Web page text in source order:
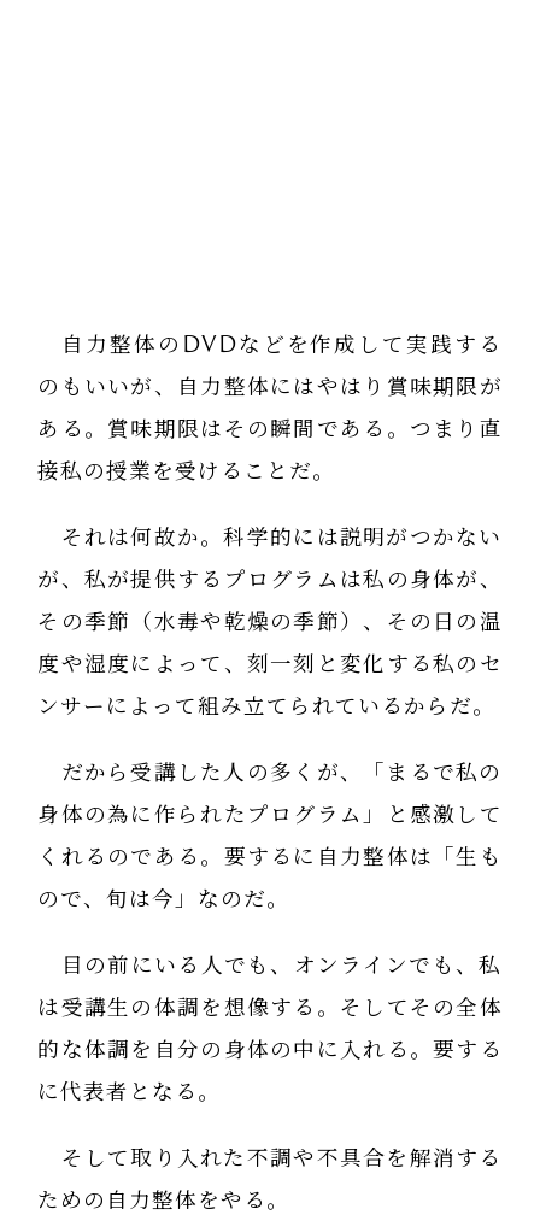
自力整体のDVDなどを作成して実践する
のもいいが、自力整体にはやはり賞味期限が
ある。賞味期限はその瞬間である。つまり直
接私の授業を受けることだ。
それは何故か。科学的には説明がつかない
が、私が提供するプログラムは私の身体が、
その季節（水毒や乾燥の季節）、その日の温
度や湿度によって、刻一刻と変化する私のセ
ンサーによって組み立てられているからだ。
だから受講した人の多くが、「まるで私の
身体の為に作られたプログラム」と感激して
くれるのである。要するに自力整体は「生も
ので、旬は今」なのだ。
目の前にいる人でも、オンラインでも、私
は受講生の体調を想像する。そしてその全体
的な体調を自分の身体の中に入れる。要する
に代表者となる。
そして取り入れた不調や不具合を解消する
ための自力整体をやる。